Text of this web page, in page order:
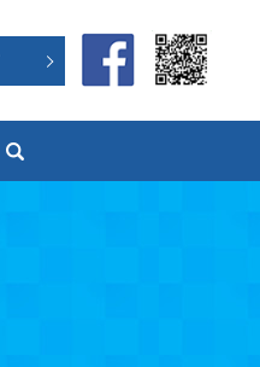
search